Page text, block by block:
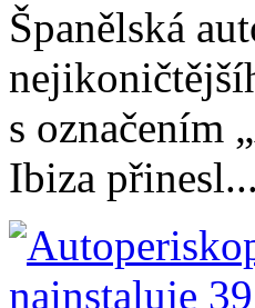
Španělská
s označením
Ibiza přinesl...